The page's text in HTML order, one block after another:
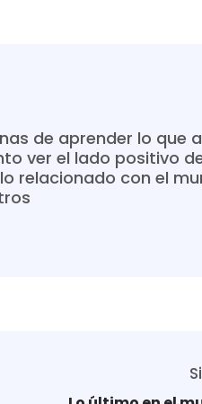
de aprender lo que
ver el lado positivo
relacionado con el